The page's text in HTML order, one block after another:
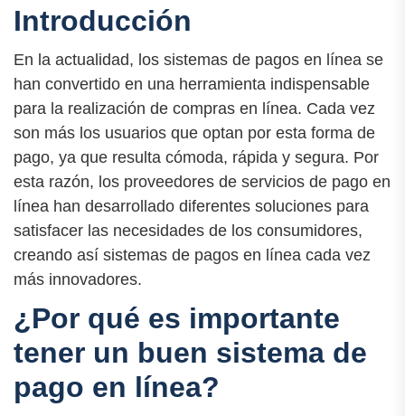
Introducción
En la actualidad, los sistemas de pagos en línea se
han convertido en una herramienta indispensable
para la realización de compras en línea. Cada vez
son más los usuarios que optan por esta forma de
pago, ya que resulta cómoda, rápida y segura. Por
esta razón, los proveedores de servicios de pago en
línea han desarrollado diferentes soluciones para
satisfacer las necesidades de los consumidores,
creando así sistemas de pagos en línea cada vez
más innovadores.
¿Por qué es importante
tener un buen sistema de
pago en línea?